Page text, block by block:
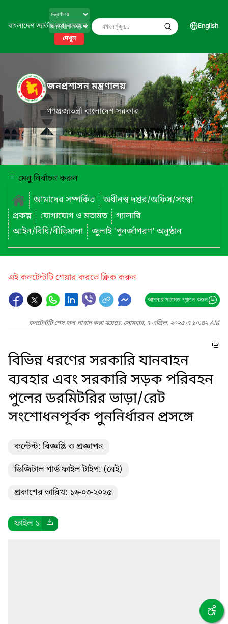
বাংলাদেশ জাতীয় তথ্য বাতায়ন
দেখুন
English
জনপ্রশাসন মন্ত্রণালয়
গণপ্রজাতন্ত্রী বাংলাদেশ সরকার
মেনু নির্বাচন করুন
আমাদের সম্পর্কিত
অধীনস্থ দপ্তর/অফিস/সংস্থা
প্রকল্প
যোগাযোগ ও মতামত
গ্যালারি
আইন/বিধি/নীতিমালা
জুলাই 'পুনর্জাগরণ' অনুষ্ঠান
এই কনটেন্টটি শেয়ার করতে ক্লিক করুন
আপনার মতামত প্রদান করুন
কনটেন্টটি শেষ হাল-নাগাদ করা হয়েছে: সোমবার, ৭ এপ্রিল, ২০২৫ এ ১০:৪২ AM
বিভিন্ন ধরণের সরকারি যানবাহন
ব্যবহার এবং সরকারি সড়ক পরিবহন
পুলের ডরমিটরির ভাড়া/রেট
সংশোধনপূর্বক পুননির্ধারন প্রসঙ্গে
কন্টেন্ট: বিজ্ঞপ্তি ও প্রজ্ঞাপন
ডিজিটাল গার্ড ফাইল টাইপ: (নেই)
প্রকাশের তারিখ: ১৬-০৩-২০২৫
ফাইল ১